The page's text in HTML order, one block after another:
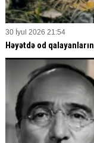
30 İyul 2026 21:54
Həyətdə od qalayanların